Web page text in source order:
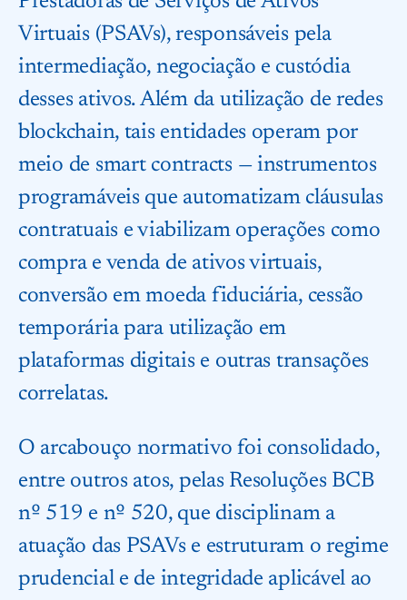
Virtuais (PSAVs), responsáveis pela
intermediação, negociação e custódia
desses ativos. Além da utilização de redes
blockchain, tais entidades operam por
meio de smart contracts — instrumentos
programáveis que automatizam cláusulas
contratuais e viabilizam operações como
compra e venda de ativos virtuais,
conversão em moeda fiduciária, cessão
temporária para utilização em
plataformas digitais e outras transações
correlatas.
O arcabouço normativo foi consolidado,
entre outros atos, pelas Resoluções BCB
nº 519 e nº 520, que disciplinam a
atuação das PSAVs e estruturam o regime
prudencial e de integridade aplicável ao